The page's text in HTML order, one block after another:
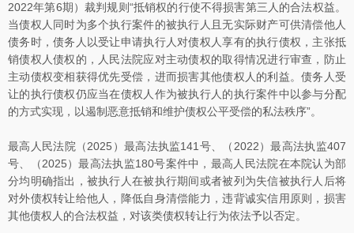
2022年第6期）裁判规则“抵销权的行使不得损害第三人的合法权益。
当债权人同时为多个执行案件的被执行人且无实际财产可供清偿他人
债务时，债务人以受让申请执行人对债权人享有的执行债权，主张抵
销债权人债权的，人民法院应对主动债权的取得情况进行审查，防止
主动债权变相获得优先受偿，进而损害其他债权人的利益。债务人受
让的执行债权仍应当在债权人作为被执行人的执行案件中以参与分配
的方式实现，以遏制恶意抵销和维护债权公平受偿的私法秩序”。
最高人民法院（2025）最高法执监141号、（2022）最高法执监407
号、（2025）最高法执监180号案件中，最高人民法院在本院认为部
分均明确指出，被执行人在被执行期间或者被列为失信被执行人后将
对外债权转让给他人，降低自身清偿能力，违背诚实信用原则，损害
其他债权人的合法权益，对该类债权转让行为依法予以否定。